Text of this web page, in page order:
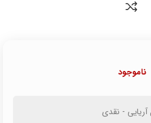
ناموجود
آریایی - نقدی